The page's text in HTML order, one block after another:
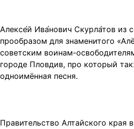
Алексе́й Ива́нович Скурла́тов из
прообразом для знаменитого
советским воинам-
городе Пловдив, про который
одноимённая песня.
Правительство Алтайского края